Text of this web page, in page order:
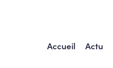
Accueil Actu